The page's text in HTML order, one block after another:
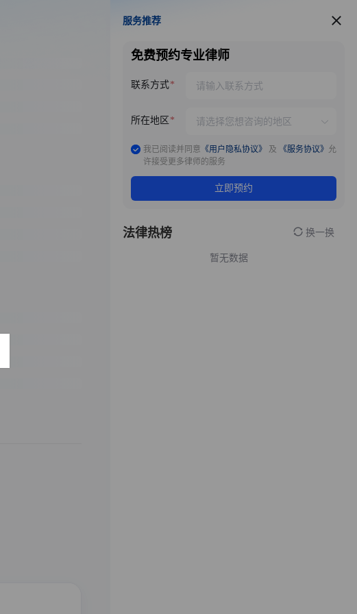
服务推荐
服务推荐
免费预约专业律师
联系方式
所在地区
我已阅读并同意 《用户隐私协议》 及 《服务协议》 允
许接受更多律师的服务
立即预约
法律热榜 换一换
暂无数据